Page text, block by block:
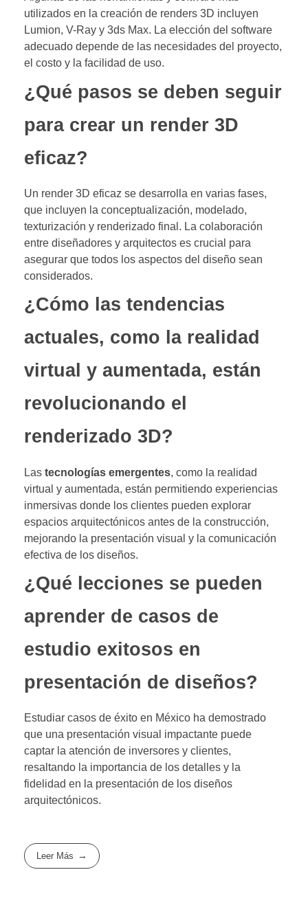
utilizados en la creación de renders 3D incluyen
Lumion, V-Ray y 3ds Max. La elección del software
adecuado depende de las necesidades del proyecto,
el costo y la facilidad de uso.
¿Qué pasos se deben seguir
para crear un render 3D
eficaz?
Un render 3D eficaz se desarrolla en varias fases,
que incluyen la conceptualización, modelado,
texturización y renderizado final. La colaboración
entre diseñadores y arquitectos es crucial para
asegurar que todos los aspectos del diseño sean
considerados.
¿Cómo las tendencias
actuales, como la realidad
virtual y aumentada, están
revolucionando el
renderizado 3D?
Las tecnologías emergentes, como la realidad
virtual y aumentada, están permitiendo experiencias
inmersivas donde los clientes pueden explorar
espacios arquitectónicos antes de la construcción,
mejorando la presentación visual y la comunicación
efectiva de los diseños.
¿Qué lecciones se pueden
aprender de casos de
estudio exitosos en
presentación de diseños?
Estudiar casos de éxito en México ha demostrado
que una presentación visual impactante puede
captar la atención de inversores y clientes,
resaltando la importancia de los detalles y la
fidelidad en la presentación de los diseños
arquitectónicos.
Leer Más